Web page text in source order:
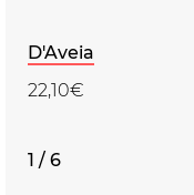
D'Aveia
22,10€
1 / 6